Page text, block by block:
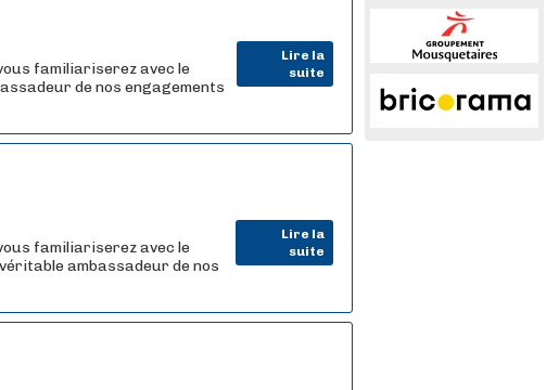
Lire la
suite
familiariserez avec le
de nos engagements
Lire la
suite
familiariserez avec le
ambassadeur de nos